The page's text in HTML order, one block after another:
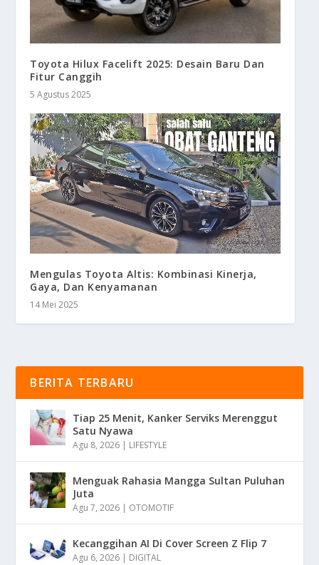
Toyota Hilux Facelift 2025: Desain Baru Dan
Fitur Canggih
5 Agustus 2025
Mengulas Toyota Altis: Kombinasi Kinerja,
Gaya, Dan Kenyamanan
14 Mei 2025
BERITA TERBARU
Tiap 25 Menit, Kanker Serviks Merenggut
Satu Nyawa
Agu 8, 2026 | LIFESTYLE
Menguak Rahasia Mangga Sultan Puluhan
Juta
Agu 7, 2026 | OTOMOTIF
Kecanggihan AI Di Cover Screen Z Flip 7
Agu 6, 2026 | DIGITAL